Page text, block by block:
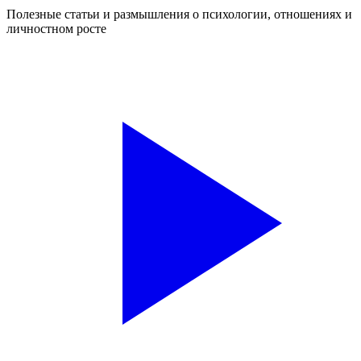
Полезные статьи и размышления о психологии, отношениях и
личностном росте